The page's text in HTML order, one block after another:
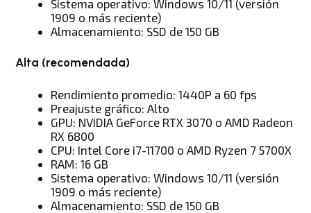
Sistema operativo: Windows 10/11 (versión
1909 o más reciente)
Almacenamiento: SSD de 150 GB
Alta (recomendada)
Rendimiento promedio: 1440P a 60 fps
Preajuste gráfico: Alto
GPU: NVIDIA GeForce RTX 3070 o AMD Radeon
RX 6800
CPU: Intel Core i7-11700 o AMD Ryzen 7 5700X
RAM: 16 GB
Sistema operativo: Windows 10/11 (versión
1909 o más reciente)
Almacenamiento: SSD de 150 GB